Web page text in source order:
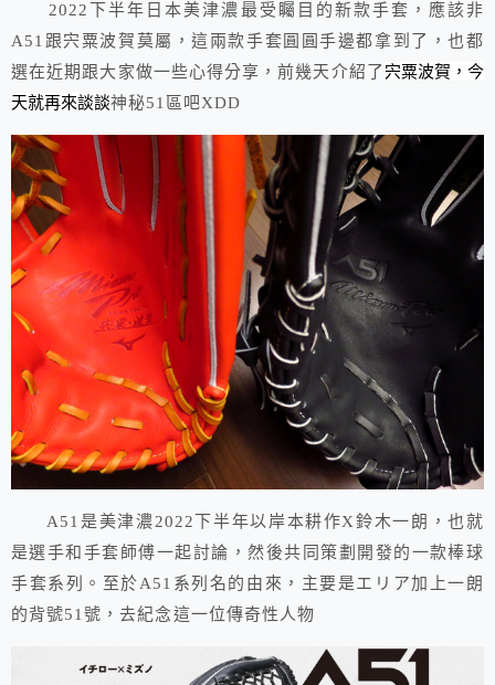
2022下半年日本美津濃最受矚目的新款手套，應該非
A51跟宍粟波賀莫屬，這兩款手套圓圓手邊都拿到了，也都
選在近期跟大家做一些心得分享，前幾天介紹了宍粟波賀，今
天就再來談談神秘51區吧XDD
A51是美津濃2022下半年以岸本耕作X鈴木一朗，也就
是選手和手套師傅一起討論，然後共同策劃開發的一款棒球
手套系列。至於A51系列名的由來，主要是エリア加上一朗
的背號51號，去紀念這一位傳奇性人物